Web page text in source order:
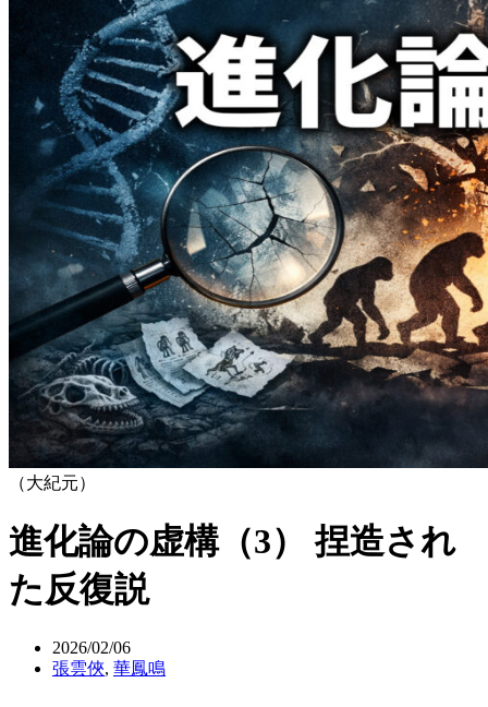
（大紀元）
進化論の虚構（3） 捏造され
た反復説
2026/02/06
張雲俠, 華鳳鳴